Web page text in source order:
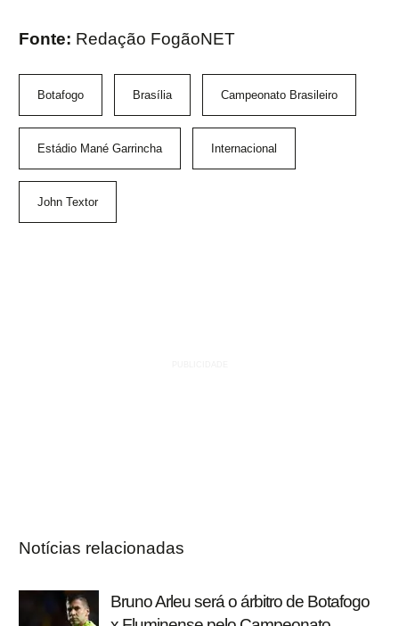
Fonte: Redação FogãoNET
Botafogo Brasília Campeonato Brasileiro
Estádio Mané Garrincha Internacional
John Textor
Notícias relacionadas
Bruno Arleu será o árbitro de Botafogo